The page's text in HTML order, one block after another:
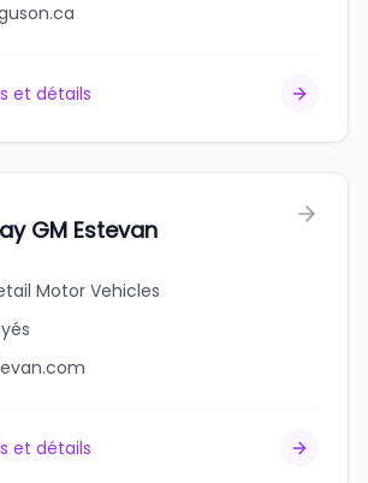
et détails
GM Estevan
Motor Vehicles
et détails